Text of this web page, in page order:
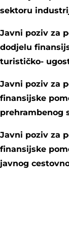
sektoru
Javni poziv za
dodjelu
turističko-
Javni poziv za
finansijske
prehrambenog
Javni poziv za
finansijske
javnog